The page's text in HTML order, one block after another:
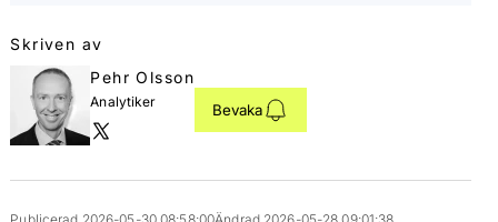
Skriven av
Pehr Olsson
Analytiker Bevaka